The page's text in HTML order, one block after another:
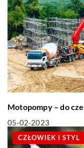
Motopompy – do
05-02-2023
CZŁOWIEK I STYL